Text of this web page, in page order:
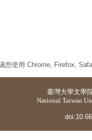
您使用 Chrome, Firefox,
臺灣大學文學
National Taiwan